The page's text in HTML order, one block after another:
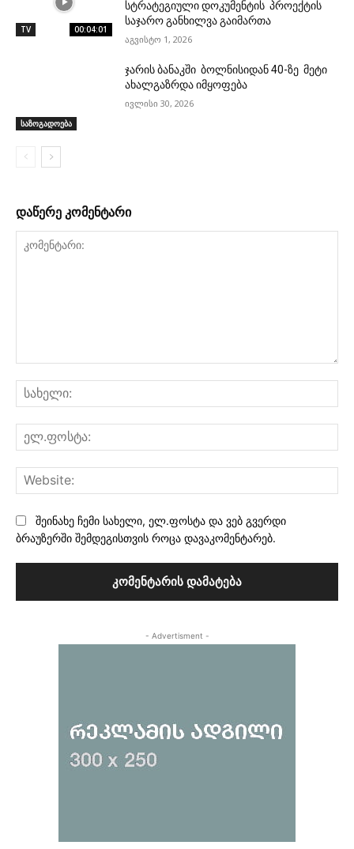
TV 00:04:01
სტრატეგიული დოკუმენტის პროექტის
საჯარო განხილვა გაიმართა
აგვისტო 1, 2026
საზოგადოება
ჯარის ბანაკში ბოლნისიდან 40-ზე მეტი
ახალგაზრდა იმყოფება
ივლისი 30, 2026
დაწერე კომენტარი
შეინახე ჩემი სახელი, ელ.ფოსტა და ვებ გვერდი
ბრაუზერში შემდეგისთვის როცა დავაკომენტარებ.
- Advertisment -